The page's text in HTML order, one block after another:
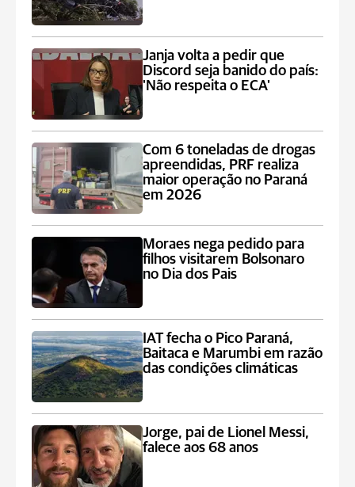
Janja volta a pedir que
Discord seja banido do país:
'Não respeita o ECA'
Com 6 toneladas de drogas
apreendidas, PRF realiza
maior operação no Paraná
em 2026
Moraes nega pedido para
filhos visitarem Bolsonaro
no Dia dos Pais
IAT fecha o Pico Paraná,
Baitaca e Marumbi em razão
das condições climáticas
Jorge, pai de Lionel Messi,
falece aos 68 anos